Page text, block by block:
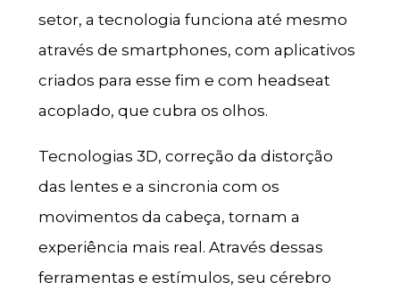
setor, a tecnologia funciona até mesmo
através de smartphones, com aplicativos
criados para esse fim e com headseat
acoplado, que cubra os olhos.
Tecnologias 3D, correção da distorção
das lentes e a sincronia com os
movimentos da cabeça, tornam a
experiência mais real. Através dessas
ferramentas e estímulos, seu cérebro